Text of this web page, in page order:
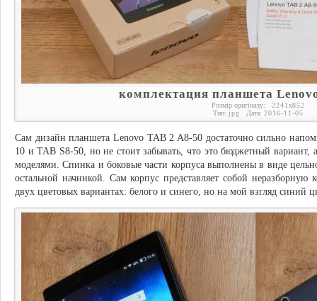
комплектация планшета
Розмір оригіналу: 2241 x852
Тип: jpg Дата: 2016-11-05
Сам дизайн планшета Lenovo TAB 2 A8-50 достаточно сильно
10 и TAB S8-50, но не стоит забывать, что это бюджетный вариант,
моделями. Спинка и боковые части корпуса выполнены в виде
остальной начинкой. Сам корпус представляет собой неразборную
двух цветовых вариантах: белого и синего, но на мой взгляд синий